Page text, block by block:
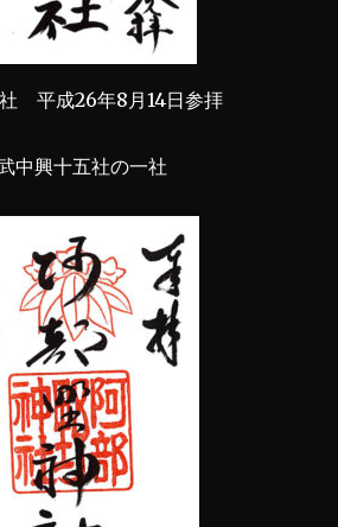
平成26年8月14日参拝
中興十五社の一社